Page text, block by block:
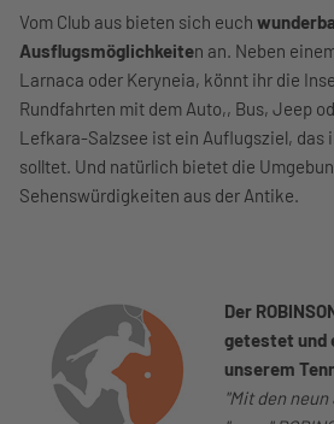
Vom Club aus bieten sich euch
Ausflugsmöglichkeiten an. Neben
Larnaca oder Keryneia, könnt ihr die
Rundfahrten mit dem Auto,, Bus, Jeep
Lefkara-Salzsee ist ein Auflugsziel, das
solltet. Und natürlich bietet die
Sehenswürdigkeiten aus der Antike.
Der
getestet und
unserem
"Mit den